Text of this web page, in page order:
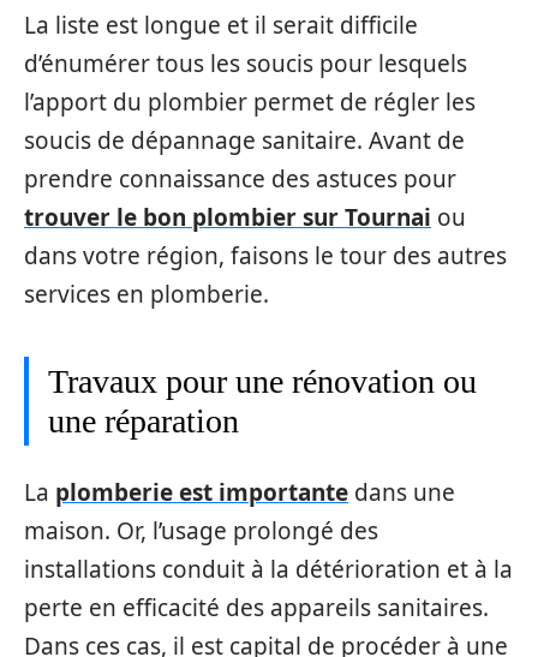
La liste est longue et il serait difficile
d’énumérer tous les soucis pour lesquels
l’apport du plombier permet de régler les
soucis de dépannage sanitaire. Avant de
prendre connaissance des astuces pour
trouver le bon plombier sur Tournai ou
dans votre région, faisons le tour des autres
services en plomberie.
Travaux pour une rénovation ou
une réparation
La plomberie est importante dans une
maison. Or, l’usage prolongé des
installations conduit à la détérioration et à la
perte en efficacité des appareils sanitaires.
Dans ces cas, il est capital de procéder à une